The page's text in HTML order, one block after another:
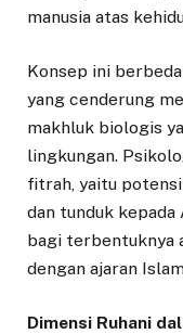
manusia atas
Konsep ini
yang cenderung
makhluk biologis
lingkungan.
fitrah, yaitu
dan tunduk kepada
bagi terbentuknya
dengan ajaran
Dimensi Ruhani